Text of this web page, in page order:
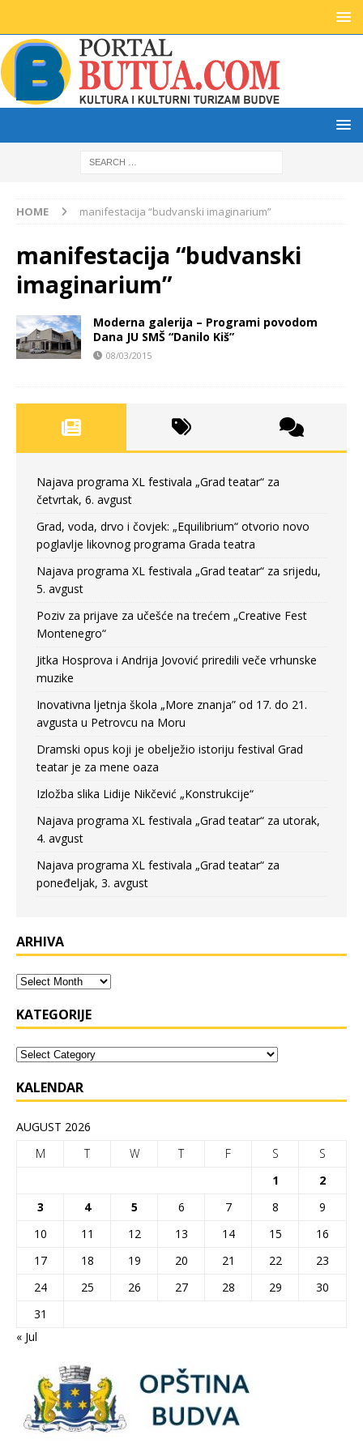
HOME manifestacija “budvanski imaginarium”
manifestacija “budvanski
imaginarium”
Moderna galerija – Programi povodom
Dana JU SMŠ “Danilo Kiš”
08/03/2015
Najava programa XL festivala „Grad teatar“ za
četvrtak, 6. avgust
Grad, voda, drvo i čovjek: „Equilibrium“ otvorio novo
poglavlje likovnog programa Grada teatra
Najava programa XL festivala „Grad teatar“ za srijedu,
5. avgust
Poziv za prijave za učešće na trećem „Creative Fest
Montenegro“
Jitka Hosprova i Andrija Jovović priredili veče vrhunske
muzike
Inovativna ljetnja škola „More znanja” od 17. do 21.
avgusta u Petrovcu na Moru
Dramski opus koji je obelježio istoriju festival Grad
teatar je za mene oaza
Izložba slika Lidije Nikčević „Konstrukcije“
Najava programa XL festivala „Grad teatar“ za utorak,
4. avgust
Najava programa XL festivala „Grad teatar“ za
poneđeljak, 3. avgust
ARHIVA
KATEGORIJE
KALENDAR
AUGUST 2026
M
T W T F S
S
1
2
3
4 5 6 7 8
9
10
11 12 13 14 15
16
17
18 19 20 21 22
23
24
25 26 27 28 29
30
31
« Jul